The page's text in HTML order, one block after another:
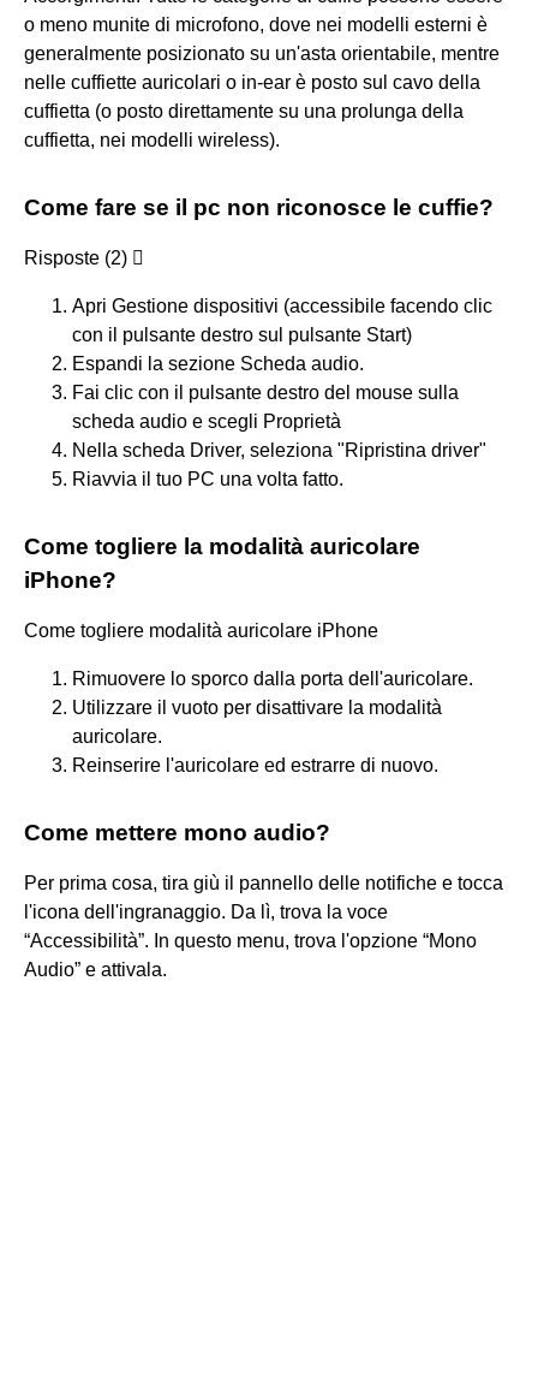
o meno munite di microfono, dove nei modelli esterni è
generalmente posizionato su un'asta orientabile, mentre
nelle cuffiette auricolari o in-ear è posto sul cavo della
cuffietta (o posto direttamente su una prolunga della
cuffietta, nei modelli wireless).
Come fare se il pc non riconosce le cuffie?
Risposte (2) 
Apri Gestione dispositivi (accessibile facendo clic
con il pulsante destro sul pulsante Start)
Espandi la sezione Scheda audio.
Fai clic con il pulsante destro del mouse sulla
scheda audio e scegli Proprietà
Nella scheda Driver, seleziona "Ripristina driver"
Riavvia il tuo PC una volta fatto.
Come togliere la modalità auricolare
iPhone?
Come togliere modalità auricolare iPhone
Rimuovere lo sporco dalla porta dell'auricolare.
Utilizzare il vuoto per disattivare la modalità
auricolare.
Reinserire l'auricolare ed estrarre di nuovo.
Come mettere mono audio?
Per prima cosa, tira giù il pannello delle notifiche e tocca
l'icona dell'ingranaggio. Da lì, trova la voce
“Accessibilità”. In questo menu, trova l'opzione “Mono
Audio” e attivala.